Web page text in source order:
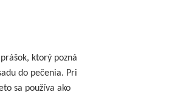
ktorý pozná
do pečenia. Pri
sa používa ako